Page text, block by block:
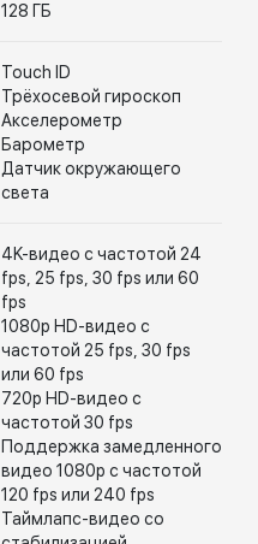
128 ГБ
Touch ID
Трёхосевой гироскоп
Акселерометр
Барометр
Датчик окружающего
света
4K-видео с частотой 24
fps, 25 fps, 30 fps или 60
fps
1080p HD-видео с
частотой 25 fps, 30 fps
или 60 fps
720p HD-видео с
частотой 30 fps
Поддержка замедленного
видео 1080p с частотой
120 fps или 240 fps
Таймлапс-видео со